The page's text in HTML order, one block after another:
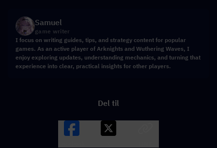
Samuel
game writer
I focus on writing guides, tips, and strategy content for popular
games. As an active player of Arknights and Wuthering Waves, I
enjoy exploring updates, understanding mechanics, and turning that
experience into clear, practical insights for other players.
Del til